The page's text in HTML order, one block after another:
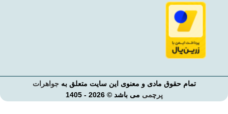
تمام حقوق مادی و معنوی این سایت متعلق بهجواهرات
پرچمی می باشد © 2026 - 1405